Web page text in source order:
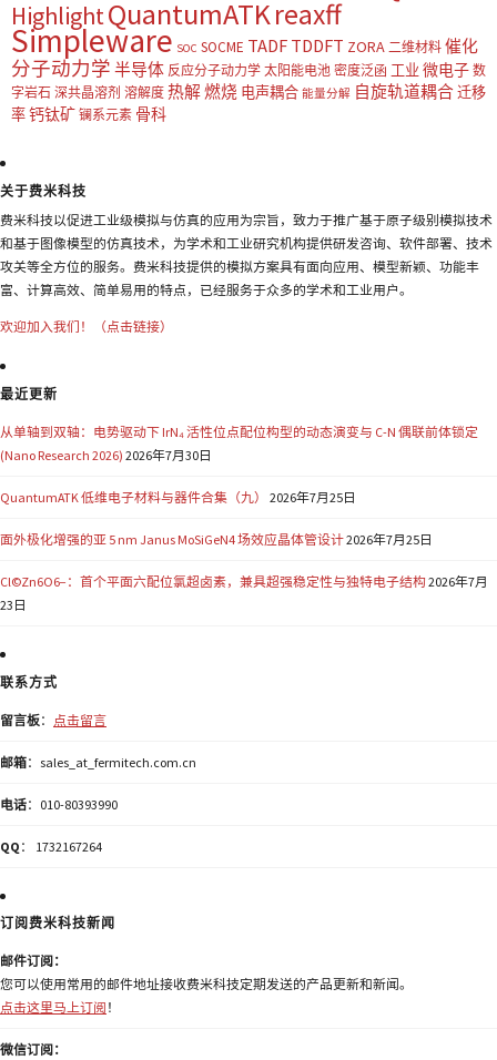
HighlightQuantumATKreaxff
Simpleware SOC SOCME TADF TDDFT ZORA 二维材料 催化
分子动力学 半导体 反应分子动力学 太阳能电池 密度泛函 工业 微电子 数
字岩石 深共晶溶剂 溶解度 热解燃烧 电声耦合 能量分解 自旋轨道耦合迁移
率钙钛矿 镧系元素 骨科
关于费米科技
费米科技以促进工业级模拟与仿真的应用为宗旨，致力于推广基于原子级别模拟技术
和基于图像模型的仿真技术，为学术和工业研究机构提供研发咨询、软件部署、技术
攻关等全方位的服务。费米科技提供的模拟方案具有面向应用、模型新颖、功能丰
富、计算高效、简单易用的特点，已经服务于众多的学术和工业用户。
欢迎加入我们！（点击链接）
最近更新
从单轴到双轴：电势驱动下 IrN₄ 活性位点配位构型的动态演变与 C-N 偶联前体锁定
(Nano Research 2026) 2026年7月30日
QuantumATK 低维电子材料与器件合集（九） 2026年7月25日
面外极化增强的亚 5 nm Janus MoSiGeN4 场效应晶体管设计2026年7月25日
Cl©Zn6O6−：首个平面六配位氯超卤素，兼具超强稳定性与独特电子结构2026年7月
23日
联系方式
留言板： 点击留言
邮箱：sales_at_fermitech.com.cn
电话：010-80393990
QQ ： 1732167264
订阅费米科技新闻
邮件订阅：
您可以使用常用的邮件地址接收费米科技定期发送的产品更新和新闻。
点击这里马上订阅 ！
微信订阅：